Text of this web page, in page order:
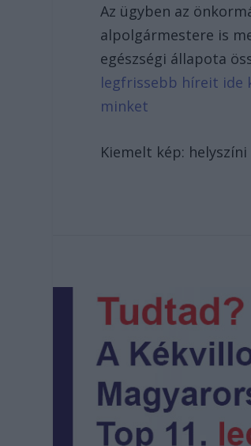
Az ügyben az
alpolgármestere is
egészségi állapota
legfrissebb híreit ide
minket
Kiemelt kép: